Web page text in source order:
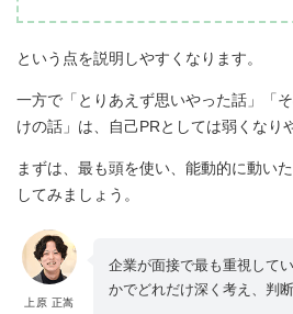
という点を説明しやすくなります。
一方で「とりあえず思いやった話」「
けの話」は、自己PRとしては弱くなり
まずは、最も頭を使い、能動的に動い
してみましょう。
上原 正嵩
企業が面接で最も重視して
かでどれだけ深く考え、判断